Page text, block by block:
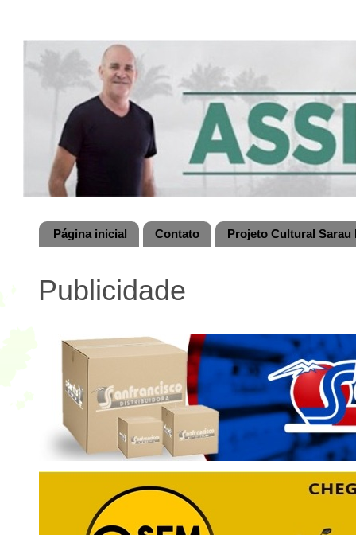
Página inicial Contato Projeto Cultural
Publicidade